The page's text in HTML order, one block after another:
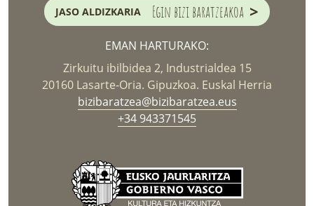
JASO ALDIZKARIA Egin bizi baratzeakoa >
EMAN HARTURAKO:
Zirkuitu ibilbidea 2, Industrialdea 15
20160 Lasarte-Oria. Gipuzkoa. Euskal Herria
bizibaratzea@bizibaratzea.eus
+34 943371545